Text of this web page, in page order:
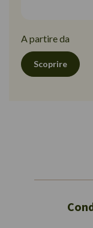
A partire da
Scoprire